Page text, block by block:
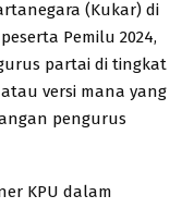
(Kukar) di
Pemilu 2024,
partai di tingkat
versi mana yang
pengurus
KPU dalam